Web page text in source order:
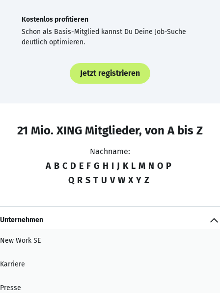
Kostenlos profitieren
Schon als Basis-Mitglied kannst Du Deine Job-Suche
deutlich optimieren.
Jetzt registrieren
21 Mio. XING Mitglieder, von A bis Z
Nachname:
A B C D E F G H I J K L M N O P
Q R S T U V W X Y Z
Unternehmen
New Work SE
Karriere
Presse